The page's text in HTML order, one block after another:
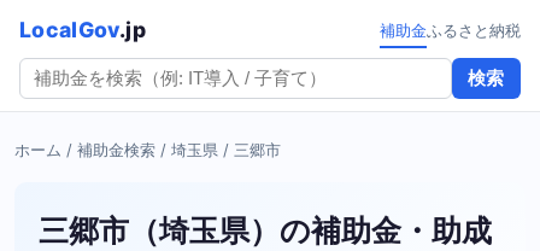
LocalGov.jp
検索
補助金ふるさと納税
ホーム / 補助金検索 / 埼玉県 / 三郷市
三郷市（埼玉県）の補助金・助成